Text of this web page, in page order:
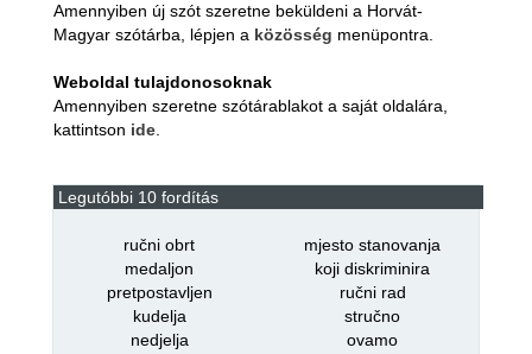
Amennyiben új szót szeretne beküldeni a Horvát-
Magyar szótárba, lépjen a közösség menüpontra.
Weboldal tulajdonosoknak
Amennyiben szeretne szótárablakot a saját oldalára,
kattintson ide.
Legutóbbi 10 fordítás
ručni obrt
mjesto stanovanja
medaljon
koji diskriminira
pretpostavljen
ručni rad
kudelja
stručno
nedjelja
ovamo